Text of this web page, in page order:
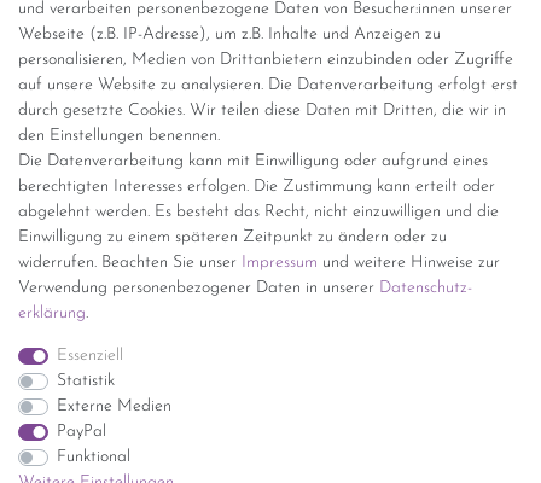
und verarbeiten personenbezogene Daten von Besucher:innen unserer
Webseite (z.B. IP-Adresse), um z.B. Inhalte und Anzeigen zu
personalisieren, Medien von Drittanbietern einzubinden oder Zugriffe
auf unsere Website zu analysieren. Die Datenverarbeitung erfolgt erst
durch gesetzte Cookies. Wir teilen diese Daten mit Dritten, die wir in
den Einstellungen benennen.
Die Datenverarbeitung kann mit Einwilligung oder aufgrund eines
berechtigten Interesses erfolgen. Die Zustimmung kann erteilt oder
abgelehnt werden. Es besteht das Recht, nicht einzuwilligen und die
Einwilligung zu einem späteren Zeitpunkt zu ändern oder zu
widerrufen. Beachten Sie unser Impressum und weitere Hinweise zur
Verwendung personenbezogener Daten in unserer Daten­schutz­
erklärung.
Essenziell
Statistik
Externe Medien
PayPal
Funktional
Versandinformationen
Versand per GLS (6,90 Euro) oder DHL (8,49 Euro ) inkl. MwSt.
(innerhalb Deutschlands)
kostenfreie Lieferung ab 150 Euro Warenwert (innerhalb
Deutschlands)
Übersicht Internationale Versandkosten
Wir kaufen an
Sie haben zuviel Porzellan im Schrank? Gerne kaufen wir dieses an.
Einfach unverbindliches Angebot anfordern.
*Endpreis inkl. MwSt. (Dieser Artikel unterliegt gem. § 25a
UStG der Differenzbesteuerung, ein Ausweis der
Mehrwertsteuer auf der Rechnung erfolgt nicht.)